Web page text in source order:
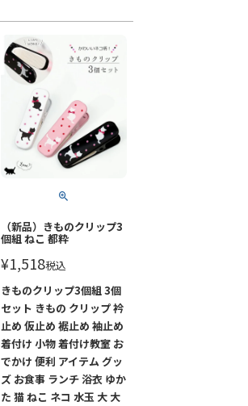
（新品）きものクリップ3
個組 ねこ 都粋
¥1,518税込
きものクリップ3個組 3個
セット きもの クリップ 衿
止め 仮止め 裾止め 袖止め
着付け 小物 着付け教室 お
でかけ 便利 アイテム グッ
ズ お食事 ランチ 浴衣 ゆか
た 猫 ねこ ネコ 水玉 大 大